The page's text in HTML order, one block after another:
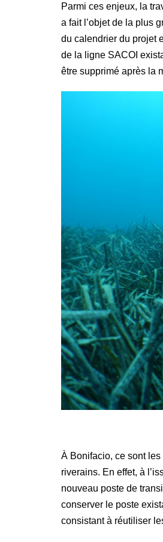
Parmi ces enjeux, la
a fait l’objet de la plus
du calendrier du projet
de la ligne SACOI
être supprimé après la
À Bonifacio, ce sont
riverains. En effet, à
nouveau poste de
conserver le poste
consistant à réutiliser